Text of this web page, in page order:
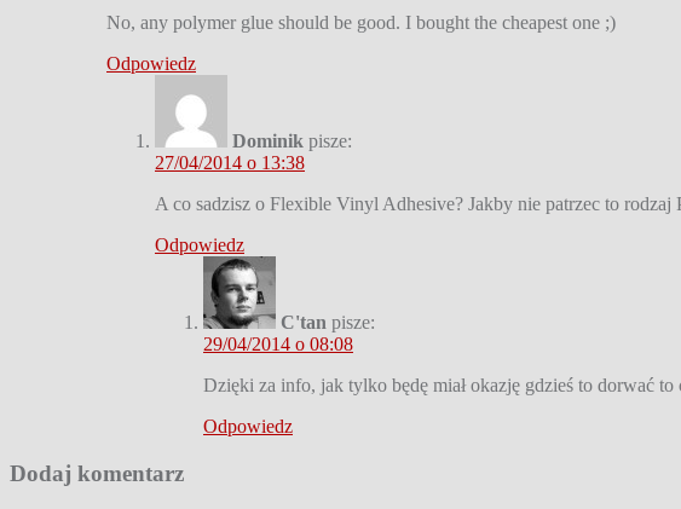
No, any polymer glue should be good. I bought the cheapest one ;)
Odpowiedz
Dominik pisze:
27/04/2014 o 13:38
A co sadzisz o Flexible Vinyl Adhesive? Jakby nie patrzec to
Odpowiedz
C'tan pisze:
29/04/2014 o 08:08
Dzięki za info, jak tylko będę miał okazję gdzieś to dorwać to
Odpowiedz
Dodaj komentarz